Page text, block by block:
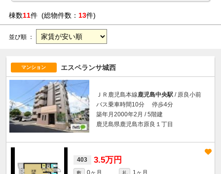
棟数11件 (総物件数： 13件)
並び順 ：
マンション エスペランサ城西
ＪＲ鹿児島本線鹿児島中央駅 / 原良小前
バス乗車時間10分 停歩4分
築年月2000年2月 / 5階建
鹿児島県鹿児島市原良１丁目
403 3.5万円
敷 0ヶ月 礼
1ヶ月